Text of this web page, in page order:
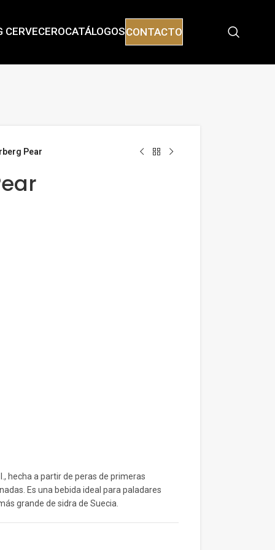
CERVECEROCATÁLOGOSCONTACTO
Pear
hecha a partir de peras de primeras
Es una bebida ideal para paladares
grande de sidra de Suecia.